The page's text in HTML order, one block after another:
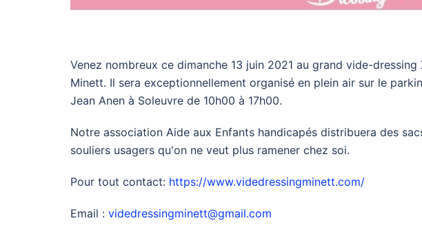
Venez nombreux ce dimanche 13 juin 2021 au grand vide-
Minett. Il sera exceptionnellement organisé en plein air sur le
Jean Anen à Soleuvre de 10h00 à 17h00.
Notre association Aide aux Enfants handicapés distribuera des
souliers usagers qu'on ne veut plus ramener chez soi.
Pour tout contact: https://www.videdressingminett.com/
Email : videdressingminett@gmail.com